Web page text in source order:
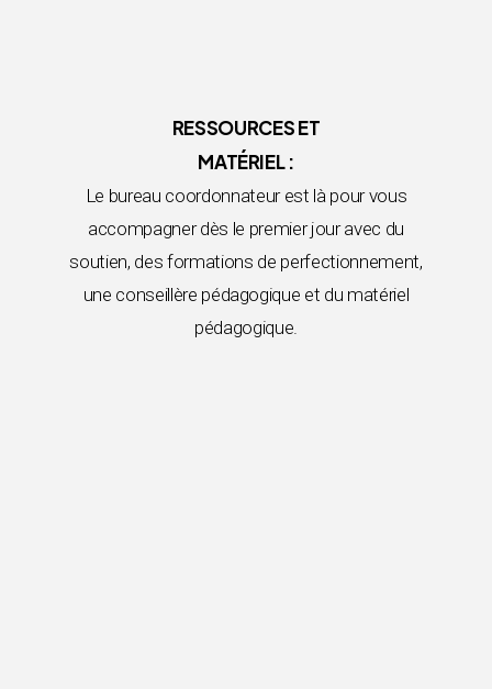
RESSOURCES ET
MATÉRIEL :
Le bureau coordonnateur est là pour vous
accompagner dès le premier jour avec du
soutien, des formations de perfectionnement,
une conseillère pédagogique et du matériel
pédagogique.